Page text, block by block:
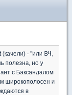
- "или ВЧ,
полезна, но у
с Баксандалом
широкополосен и
в